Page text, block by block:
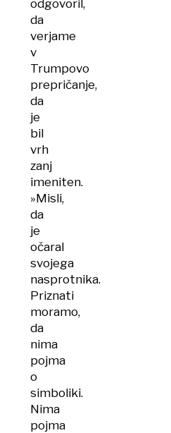
odgovoril,
da
verjame
v
Trumpovo
prepričanje,
da
je
bil
vrh
zanj
imeniten.
»Misli,
da
je
očaral
svojega
nasprotnika.
Priznati
moramo,
da
nima
pojma
o
simboliki.
Nima
pojma